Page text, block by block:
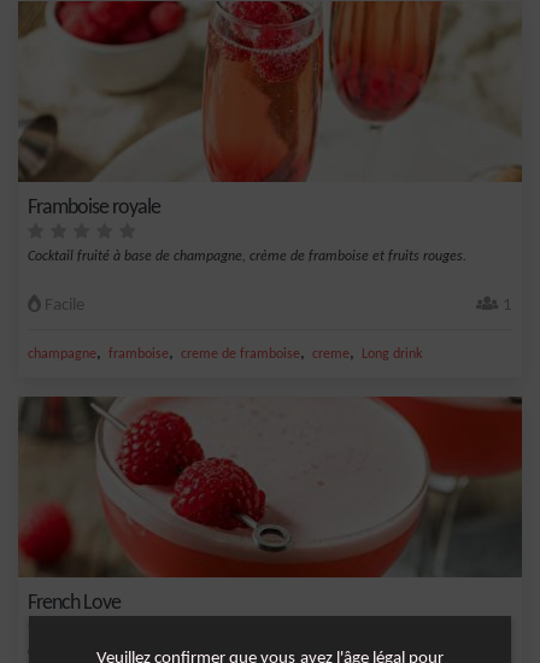
Framboise royale
Cocktail fruité à base de champagne, crème de framboise et fruits rouges.
Facile 1
champagne, framboise, creme de framboise, creme, Long drink
French Love
Cocktail raffiné très apprécié à base de vodka, crème de mûre, champagne et
Veuillez confirmer que vous avez l'âge légal pour